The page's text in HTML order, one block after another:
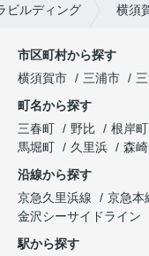
ビルディング 横須
市区町村から探す
横須賀市
三浦市
町名から探す
三春町
野比 根岸町
馬堀町
久里浜 森崎
沿線から探す
京急久里浜線
京急本
金沢シーサイドライン
駅から探す